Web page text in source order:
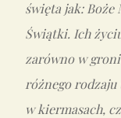
święta jak: Boże
Świątki. Ich
zarówno w
różnego
w kiermasach,